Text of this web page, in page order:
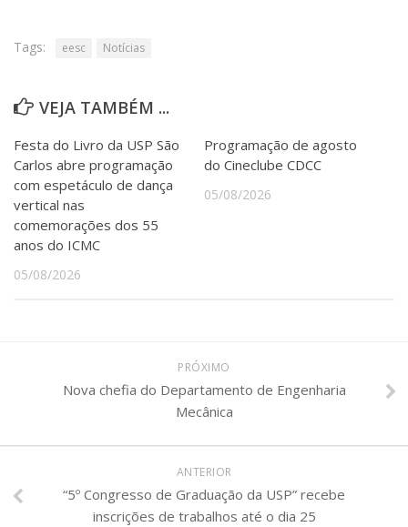
Tags: eesc Notícias
VEJA TAMBÉM ...
Festa do Livro da USP São
Carlos abre programação
com espetáculo de dança
vertical nas
comemorações dos 55
anos do ICMC
05/08/2026
Programação de agosto
do Cineclube CDCC
05/08/2026
PRÓXIMO
Nova chefia do Departamento de Engenharia
Mecânica
ANTERIOR
“5º Congresso de Graduação da USP” recebe
inscrições de trabalhos até o dia 25